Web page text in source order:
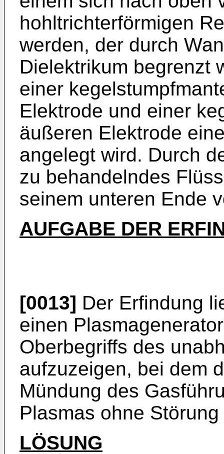
hohltrichterförmigen
werden, der durch
Dielektrikum begrenzt
einer
Elektrode und einer
äußeren Elektrode
angelegt wird. Durch
zu behandelndes
seinem unteren Ende
AUFGABE DER
[0013] Der Erfindung
einen
Oberbegriffs des
aufzuzeigen, bei dem
Mündung des
Plasmas ohne
LÖSUNG